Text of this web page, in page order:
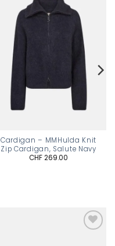
wishlist
Cardigan – MMHulda Knit
Zip Cardigan, Salute Navy
CHF269.00